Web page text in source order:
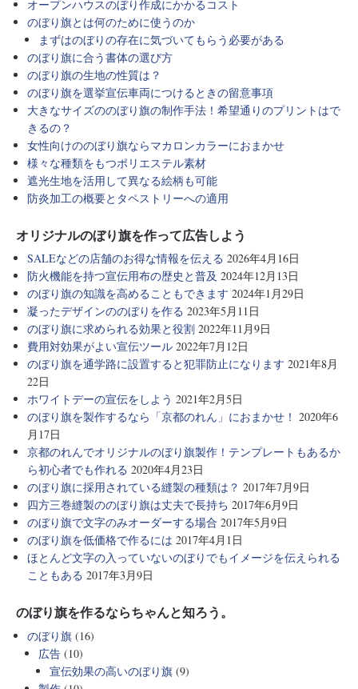
オープンハウスのぼり作成にかかるコスト
のぼり旗とは何のために使うのか
まずはのぼりの存在に気づいてもらう必要がある
のぼり旗に合う書体の選び方
のぼり旗の生地の性質は？
のぼり旗を選挙宣伝車両につけるときの留意事項
大きなサイズののぼり旗の制作手法！希望通りのプリントはで
きるの？
女性向けののぼり旗ならマカロンカラーにおまかせ
様々な種類をもつポリエステル素材
遮光生地を活用して異なる絵柄も可能
防炎加工の概要とタペストリーへの適用
オリジナルのぼり旗を作って広告しよう
SALEなどの店舗のお得な情報を伝える 2026年4月16日
防火機能を持つ宣伝用布の歴史と普及 2024年12月13日
のぼり旗の知識を高めることもできます 2024年1月29日
凝ったデザインののぼりを作る 2023年5月11日
のぼり旗に求められる効果と役割 2022年11月9日
費用対効果がよい宣伝ツール 2022年7月12日
のぼり旗を通学路に設置すると犯罪防止になります 2021年8月
22日
ホワイトデーの宣伝をしよう 2021年2月5日
のぼり旗を製作するなら「京都のれん」におまかせ！ 2020年6
月17日
京都のれんでオリジナルのぼり旗製作！テンプレートもあるか
ら初心者でも作れる 2020年4月23日
のぼり旗に採用されている縫製の種類は？ 2017年7月9日
四方三巻縫製ののぼり旗は丈夫で長持ち 2017年6月9日
のぼり旗で文字のみオーダーする場合 2017年5月9日
のぼり旗を低価格で作るには 2017年4月1日
ほとんど文字の入っていないのぼりでもイメージを伝えられる
こともある 2017年3月9日
のぼり旗を作るならちゃんと知ろう。
のぼり旗 (16)
広告 (10)
宣伝効果の高いのぼり旗 (9)